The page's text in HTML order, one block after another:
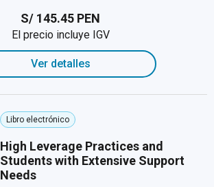
S/ 145.45 PEN
El precio incluye IGV
Ver detalles
Libro electrónico
High Leverage Practices and
Students with Extensive Support
Needs